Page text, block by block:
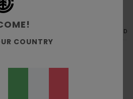
RECYCLED
Ragazzo 8-16
COUNTRY